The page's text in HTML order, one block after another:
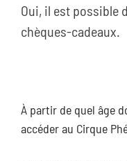
Oui, il est possible
chèques-cadeaux.
À partir de quel âge
accéder au Cirque